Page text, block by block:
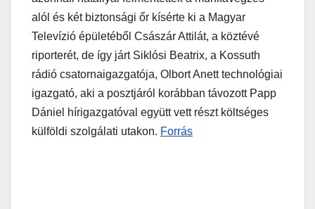
alól és két biztonsági őr kísérte ki a Magyar
Televízió épületéből Császár Attilát, a köztévé
riporterét, de így járt Siklósi Beatrix, a Kossuth
rádió csatornaigazgatója, Olbort Anett technológiai
igazgató, aki a posztjáról korábban távozott Papp
Dániel hírigazgatóval együtt vett részt költséges
külföldi szolgálati utakon. Forrás